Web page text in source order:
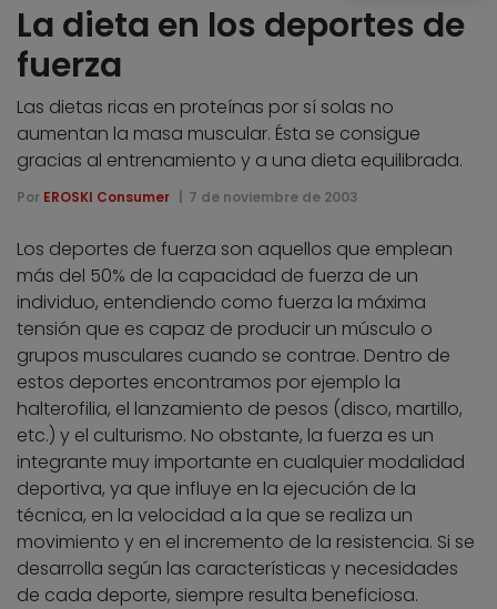
La dieta en los deportes de
fuerza
Las dietas ricas en proteínas por sí solas no
aumentan la masa muscular. Ésta se consigue
gracias al entrenamiento y a una dieta equilibrada.
Por EROSKI Consumer 7 de noviembre de 2003
Los deportes de fuerza son aquellos que emplean
más del 50% de la capacidad de fuerza de un
individuo, entendiendo como fuerza la máxima
tensión que es capaz de producir un músculo o
grupos musculares cuando se contrae. Dentro de
estos deportes encontramos por ejemplo la
halterofilia, el lanzamiento de pesos (disco, martillo,
etc.) y el culturismo. No obstante, la fuerza es un
integrante muy importante en cualquier modalidad
deportiva, ya que influye en la ejecución de la
técnica, en la velocidad a la que se realiza un
movimiento y en el incremento de la resistencia. Si se
desarrolla según las características y necesidades
de cada deporte, siempre resulta beneficiosa.